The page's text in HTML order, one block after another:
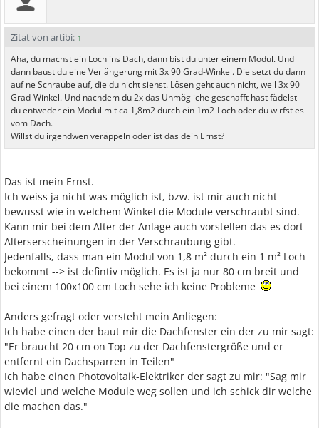
Zitat von artibi: ↑
Aha, du machst ein Loch ins Dach, dann bist du unter einem Modul. Und
dann baust du eine Verlängerung mit 3x 90 Grad-Winkel. Die setzt du dann
auf ne Schraube auf, die du nicht siehst. Lösen geht auch nicht, weil 3x 90
Grad-Winkel. Und nachdem du 2x das Unmögliche geschafft hast fädelst
du entweder ein Modul mit ca 1,8m2 durch ein 1m2-Loch oder du wirfst es
vom Dach.
Willst du irgendwen veräppeln oder ist das dein Ernst?
Das ist mein Ernst.
Ich weiss ja nicht was möglich ist, bzw. ist mir auch nicht
bewusst wie in welchem Winkel die Module verschraubt sind.
Kann mir bei dem Alter der Anlage auch vorstellen das es dort
Alterserscheinungen in der Verschraubung gibt.
Jedenfalls, dass man ein Modul von 1,8 m² durch ein 1 m² Loch
bekommt --> ist defintiv möglich. Es ist ja nur 80 cm breit und
bei einem 100x100 cm Loch sehe ich keine Probleme
Anders gefragt oder versteht mein Anliegen:
Ich habe einen der baut mir die Dachfenster ein der zu mir sagt:
"Er braucht 20 cm on Top zu der Dachfenstergröße und er
entfernt ein Dachsparren in Teilen"
Ich habe einen Photovoltaik-Elektriker der sagt zu mir: "Sag mir
wieviel und welche Module weg sollen und ich schick dir welche
die machen das."